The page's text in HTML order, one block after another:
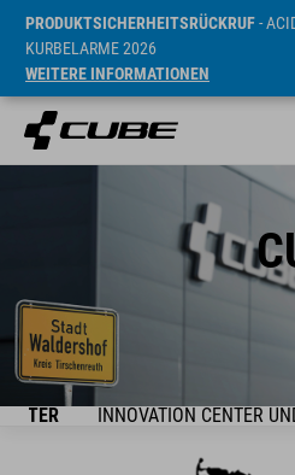
PRODUKTSICHERHEITSRÜCKRUF-
KURBELARME 2026
WEITERE INFORMATIONEN
INNOVATION CENTER